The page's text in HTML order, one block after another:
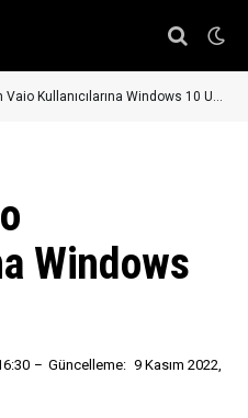
Kullanıcılarına Windows 10 Uyarısı!
Windows
Güncelleme: 9 Kasım 2022,